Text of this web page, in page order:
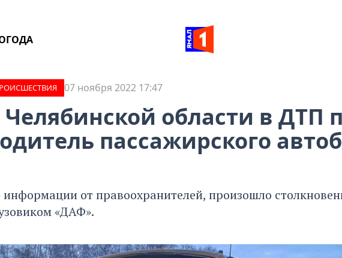
07 ноября 2022 17:47
Челябинской области в ДТП
пассажирского
от правоохранителей, произошло
«ДАФ».